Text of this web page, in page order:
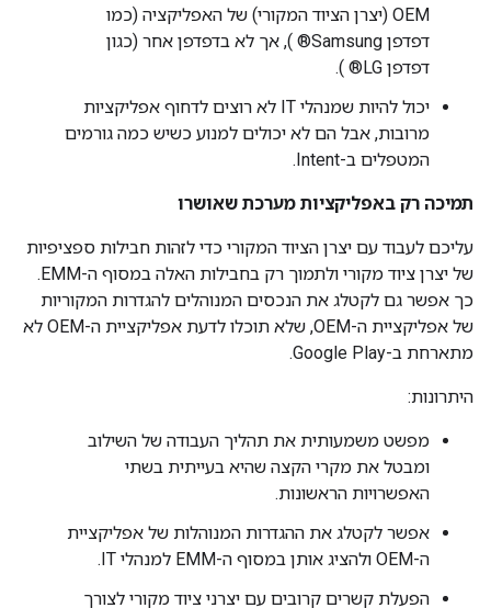
OEM (יצרן הציוד המקורי) של האפליקציה (כמו
דפדפן Samsung® ), אך לא בדפדפן אחר (כגון
דפדפן LG® ).
יכול להיות שמנהלי IT לא רוצים לדחוף אפליקציות
מרובות, אבל הם לא יכולים למנוע כשיש כמה גורמים
המטפלים ב-Intent.
תמיכה רק באפליקציות מערכת שאושרו
עליכם לעבוד עם יצרן הציוד המקורי כדי לזהות חבילות ספציפיות
של יצרן ציוד מקורי ולתמוך רק בחבילות האלה במסוף ה-EMM.
כך אפשר גם לקטלג את הנכסים המנוהלים להגדרות המקוריות
של אפליקציית ה-OEM, שלא תוכלו לדעת אפליקציית ה-OEM לא
מתארחת ב-Google Play.
היתרונות:
מפשט משמעותית את תהליך העבודה של השילוב
ומבטל את מקרי הקצה שהיא בעייתית בשתי
האפשרויות הראשונות.
אפשר לקטלג את ההגדרות המנוהלות של אפליקציית
ה-OEM ולהציג אותן במסוף ה-EMM למנהלי IT.
הפעלת קשרים קרובים עם יצרני ציוד מקורי לצורך